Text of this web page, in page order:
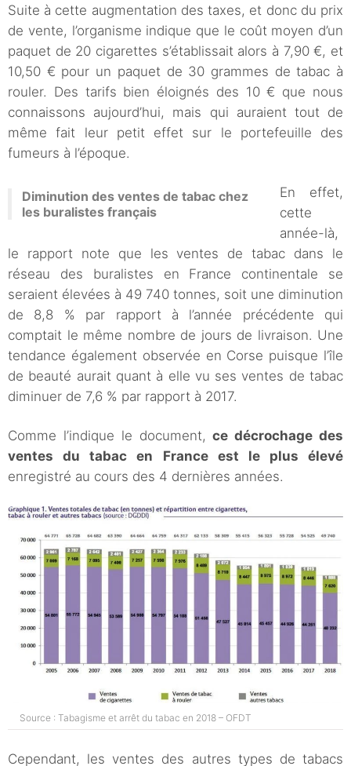
Suite à cette augmentation des taxes, et donc du prix
de vente, l’organisme indique que le coût moyen d’un
paquet de 20 cigarettes s’établissait alors à 7,90 €, et
10,50 € pour un paquet de 30 grammes de tabac à
rouler. Des tarifs bien éloignés des 10 € que nous
connaissons aujourd’hui, mais qui auraient tout de
même fait leur petit effet sur le portefeuille des
fumeurs à l’époque.
Diminution des ventes de tabac chez
les buralistes français
En effet,
cette
année-là,
le rapport note que les ventes de tabac dans le
réseau des buralistes en France continentale se
seraient élevées à 49 740 tonnes, soit une diminution
de 8,8 % par rapport à l’année précédente qui
comptait le même nombre de jours de livraison. Une
tendance également observée en Corse puisque l’île
de beauté aurait quant à elle vu ses ventes de tabac
diminuer de 7,6 % par rapport à 2017.
Comme l’indique le document,ce décrochage des
ventes du tabac en France est le plus élevé
enregistré au cours des 4 dernières années.
Source : Tabagisme et arrêt du tabac en 2018 – OFDT
Cependant, les ventes des autres types de tabacs